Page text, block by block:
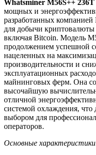
Whatsminer M56S++ 236T
мощных и
разработанных
для добычи
включая Bitcoin. Модель
продолжением успешной
нацеленных на
производительности и
эксплуатационных
майнинговых ферм. Она
высочайшую
отличной
системой охлаждения, что
выбором для
операторов.
Основные